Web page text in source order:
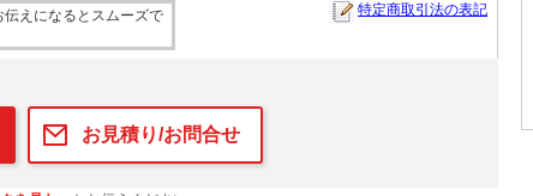
伝えになるとスムーズで
特定商取引法の表記
お見積り/お問合せ